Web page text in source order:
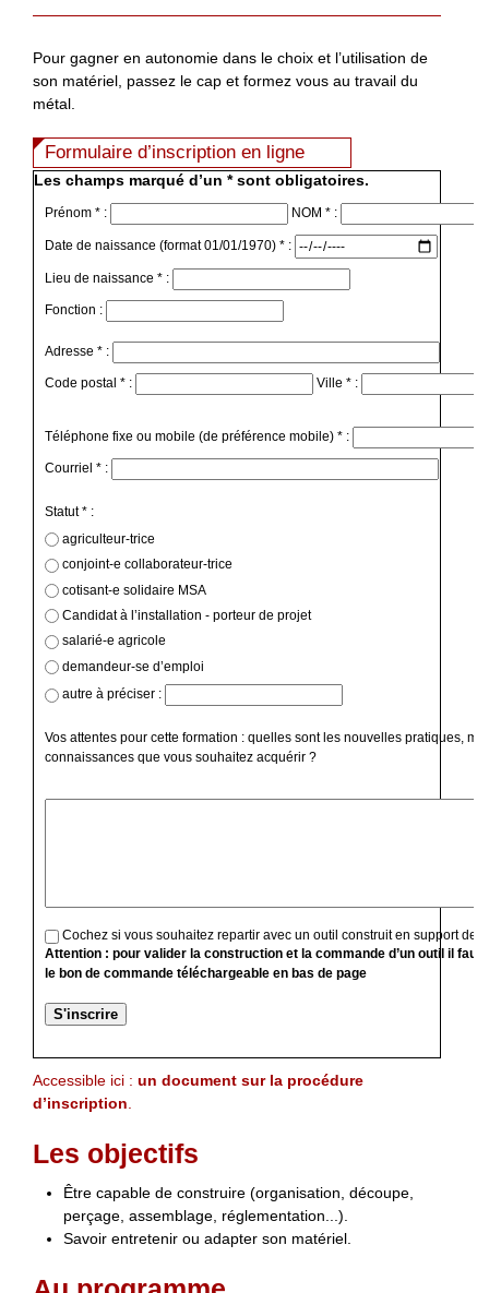
Pour gagner en autonomie dans le choix et l’utilisation de
son matériel, passez le cap et formez vous au travail du
métal.
Formulaire d’inscription en ligne
Les champs marqué d’un * sont obligatoires.
Prénom * : NOM * :
Date de naissance (format 01/01/1970) * :
Lieu de naissance * :
Fonction :
Adresse * :
Code postal * : Ville * :
Téléphone fixe ou mobile (de préférence mobile) * :
Courriel * :
Statut * :
agriculteur-trice
conjoint-e collaborateur-trice
cotisant-e solidaire MSA
Candidat à l’installation - porteur de projet
salarié-e agricole
demandeur-se d’emploi
autre à préciser :
Vos attentes pour cette formation : quelles sont les nouvelles pratiques,
connaissances que vous souhaitez acquérir ?
Cochez si vous souhaitez repartir avec un outil construit en support de
Attention : pour valider la construction et la commande d’un outil il faut
le bon de commande téléchargeable en bas de page
Accessible ici : un document sur la procédure
d’inscription
Les objectifs
Être capable de construire (organisation, découpe,
perçage, assemblage, réglementation...).
Savoir entretenir ou adapter son matériel.